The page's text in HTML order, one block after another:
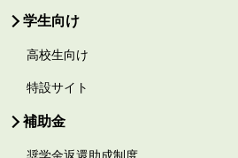
学生向け
高校生向け
特設サイト
補助金
奨学金返還助成制度